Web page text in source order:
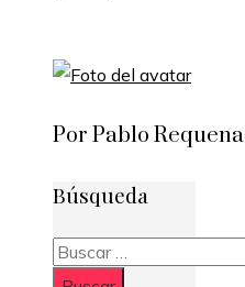
Por Pablo Requena
Búsqueda
Buscar: